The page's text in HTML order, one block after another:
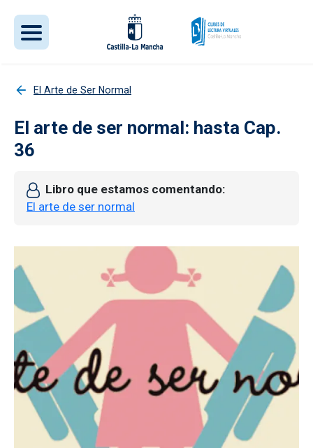
El Arte de Ser Normal
El arte de ser normal: hasta Cap.
36
Libro que estamos comentando
El arte de ser normal